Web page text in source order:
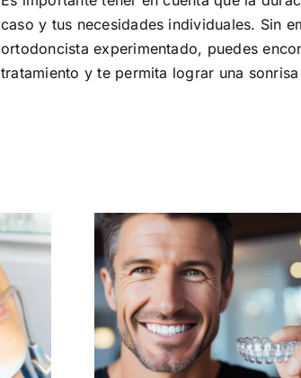
caso y tus necesidades individuales. Sin
ortodoncista experimentado, puedes
tratamiento y te permita lograr una